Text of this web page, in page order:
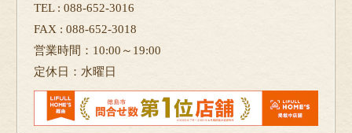
TEL : 088-652-3016
FAX : 088-652-3018
営業時間：10:00～19:00
定休日：水曜日